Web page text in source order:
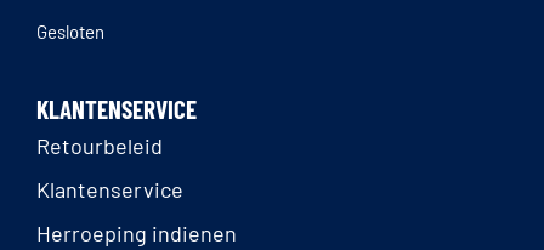
Gesloten
KLANTENSERVICE
Retourbeleid
Klantenservice
Herroeping indienen